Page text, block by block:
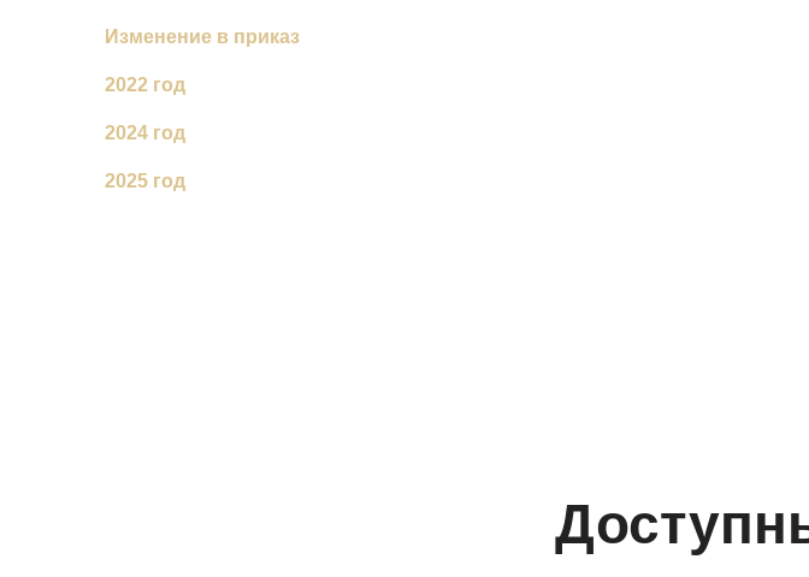
Изменение в приказ
2022 год
2024 год
2025 год